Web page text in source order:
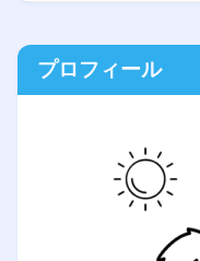
プロフィール